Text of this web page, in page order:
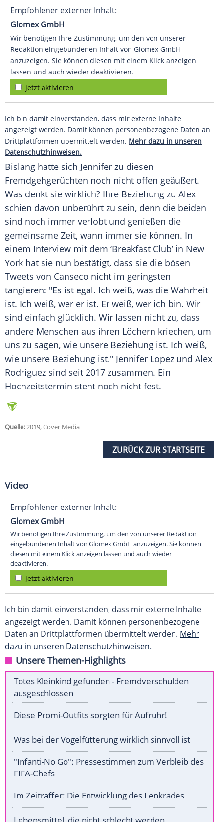
Empfohlener externer Inhalt:
Glomex GmbH
Wir benötigen Ihre Zustimmung, um den von unserer
Redaktion eingebundenen Inhalt von Glomex GmbH
anzuzeigen. Sie können diesen mit einem Klick anzeigen
lassen und auch wieder deaktivieren.
jetzt aktivieren
Ich bin damit einverstanden, dass mir externe Inhalte
angezeigt werden. Damit können personenbezogene Daten an
Drittplattformen übermittelt werden. Mehr dazu in unseren
Datenschutzhinweisen.
Bislang hatte sich Jennifer zu diesen
Fremdgehgerüchten noch nicht offen geäußert.
Was denkt sie wirklich? Ihre Beziehung zu Alex
schien davon unberührt zu sein, denn die beiden
sind noch immer verlobt und genießen die
gemeinsame Zeit, wann immer sie können. In
einem Interview mit dem ‘Breakfast Club’ in New
York hat sie nun bestätigt, dass sie die bösen
Tweets von Canseco nicht im geringsten
tangieren: "Es ist egal. Ich weiß, was die Wahrheit
ist. Ich weiß, wer er ist. Er weiß, wer ich bin. Wir
sind einfach glücklich. Wir lassen nicht zu, dass
andere Menschen aus ihren Löchern kriechen, um
uns zu sagen, wie unsere Beziehung ist. Ich weiß,
wie unsere Beziehung ist." Jennifer Lopez und Alex
Rodriguez sind seit 2017 zusammen. Ein
Hochzeitstermin steht noch nicht fest.
Quelle:2019, Cover Media
ZURÜCK ZUR STARTSEITE
Video
Empfohlener externer Inhalt:
Glomex GmbH
Wir benötigen Ihre Zustimmung, um den von unserer Redaktion
eingebundenen Inhalt von Glomex GmbH anzuzeigen. Sie können
diesen mit einem Klick anzeigen lassen und auch wieder
deaktivieren.
jetzt aktivieren
Ich bin damit einverstanden, dass mir externe Inhalte
angezeigt werden. Damit können personenbezogene
Daten an Drittplattformen übermittelt werden. Mehr
dazu in unseren Datenschutzhinweisen.
Unsere Themen-Highlights
Totes Kleinkind gefunden - Fremdverschulden
ausgeschlossen
Diese Promi-Outfits sorgten für Aufruhr!
Was bei der Vogelfütterung wirklich sinnvoll ist
"Infanti-No Go": Pressestimmen zum Verbleib des
FIFA-Chefs
Im Zeitraffer: Die Entwicklung des Lenkrades